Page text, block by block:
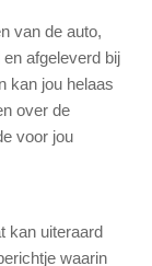
van de auto,
afgeleverd bij
kan jou helaas
over de
voor jou
kan uiteraard
waarin